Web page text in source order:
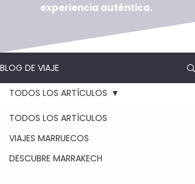
experiencia auténtica.
BLOG DE VIAJE
TODOS LOS ARTÍCULOS
VIAJES MARRUECOS
DESCUBRE MARRAKECH
TODOS LOS ARTÍCULOS